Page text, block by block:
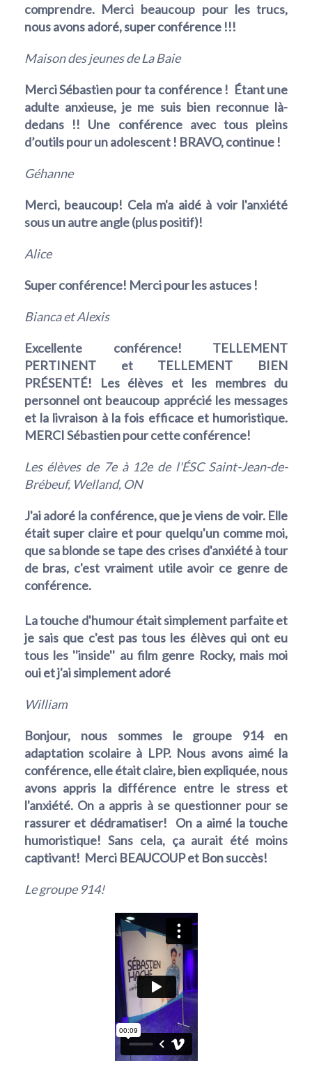
comprendre. Merci beaucoup pour les trucs,
nous avons adoré, super conférence !!!
Maison des jeunes de La Baie
Merci Sébastien pour ta conférence ! Étant une
adulte anxieuse, je me suis bien reconnue là-
dedans !! Une conférence avec tous pleins
d’outils pour un adolescent ! BRAVO, continue !
Géhanne
Merci, beaucoup! Cela m'a aidé à voir l'anxiété
sous un autre angle (plus positif)!
Alice
Super conférence! Merci pour les astuces !
Bianca et Alexis
Excellente conférence! TELLEMENT
PERTINENT et TELLEMENT BIEN
PRÉSENTÉ! Les élèves et les membres du
personnel ont beaucoup apprécié les messages
et la livraison à la fois efficace et humoristique.
MERCI Sébastien pour cette conférence!
Les élèves de 7e à 12e de l'ÉSC Saint-Jean-de-
Brébeuf, Welland, ON
J'ai adoré la conférence, que je viens de voir. Elle
était super claire et pour quelqu'un comme moi,
que sa blonde se tape des crises d'anxiété à tour
de bras, c'est vraiment utile avoir ce genre de
conférence.
La touche d'humour était simplement parfaite et
je sais que c'est pas tous les élèves qui ont eu
tous les ''inside'' au film genre Rocky, mais moi
oui et j'ai simplement adoré
William
Bonjour, nous sommes le groupe 914 en
adaptation scolaire à LPP. Nous avons aimé la
conférence, elle était claire, bien expliquée, nous
avons appris la différence entre le stress et
l'anxiété. On a appris à se questionner pour se
rassurer et dédramatiser! On a aimé la touche
humoristique! Sans cela, ça aurait été moins
captivant! Merci BEAUCOUP et Bon succès!
Le groupe 914!